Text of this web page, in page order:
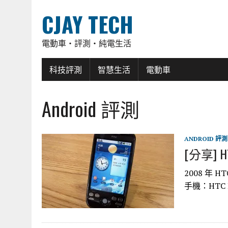
CJAY TECH
電動車・評測・純電生活
科技評測 智慧生活 電動車
Android 評測
ANDROID 評測
[分享]
2008 年
手機：